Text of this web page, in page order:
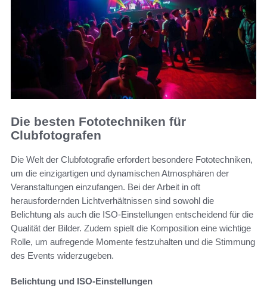
Die besten Fototechniken für
Clubfotografen
Die Welt der Clubfotografie erfordert besondere Fototechniken,
um die einzigartigen und dynamischen Atmosphären der
Veranstaltungen einzufangen. Bei der Arbeit in oft
herausfordernden Lichtverhältnissen sind sowohl die
Belichtung als auch die ISO-Einstellungen entscheidend für die
Qualität der Bilder. Zudem spielt die Komposition eine wichtige
Rolle, um aufregende Momente festzuhalten und die Stimmung
des Events widerzugeben.
Belichtung und ISO-Einstellungen